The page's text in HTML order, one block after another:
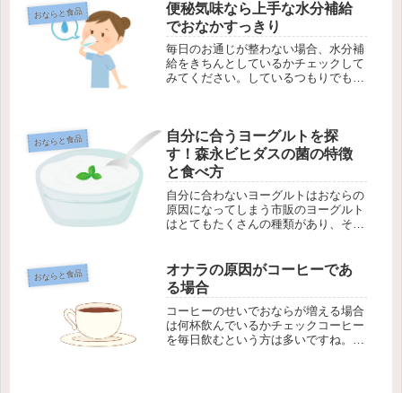
おならと食品
便秘気味なら上手な水分補給
でおなかすっきり
毎日のお通じが整わない場合、水分補
給をきちんとしているかチェックして
みてください。しているつもりでもで
多いかも「１日２リットルの水が必
要」...
おならと食品
自分に合うヨーグルトを探
す！森永ビヒダスの菌の特徴
と食べ方
自分に合わないヨーグルトはおならの
原因になってしまう市販のヨーグルト
はとてもたくさんの種類があり、それ
るなら、そのヨーグルトの乳酸菌が自
分に合うものかどうか、きちんと選ぶ
こと...
おならと食品
オナラの原因がコーヒーであ
る場合
コーヒーのせいでおならが増える場合
は何杯飲んでいるかチェックコーヒー
を毎日飲むという方は多いですね。特